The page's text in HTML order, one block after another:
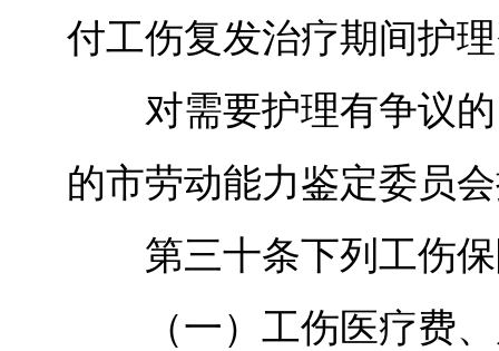
付工伤复发治疗期间护
对需要护理有争议的
的市劳动能力鉴定委员
第三十条下列工伤保
（一）工伤医疗费、